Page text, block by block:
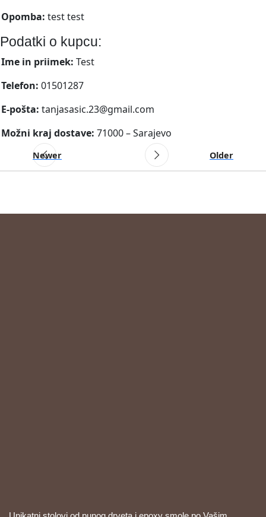
Opomba: test test
Podatki o kupcu:
Ime in priimek: Test
Telefon: 01501287
E-pošta: tanjasasic.23@gmail.com
Možni kraj dostave: 71000 – Sarajevo
Newer Older